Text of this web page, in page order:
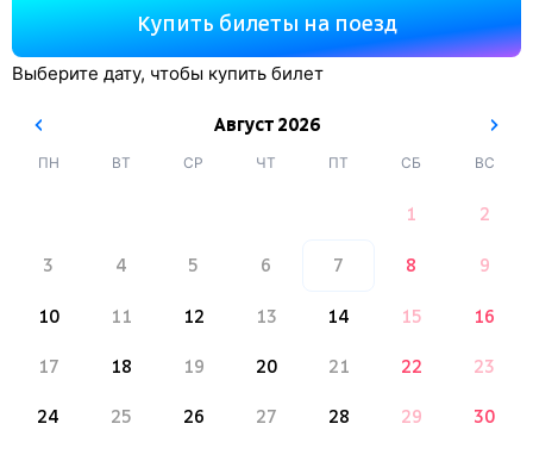
Купить билеты на поезд
Выберите дату, чтобы купить билет
Август2026
ПН ВТ СР ЧТ ПТ СБ ВС
1 2
3 4 5 6 7 8 9
10 11 12 13 14 15 16
17 18 19 20 21 22 23
24 25 26 27 28 29 30